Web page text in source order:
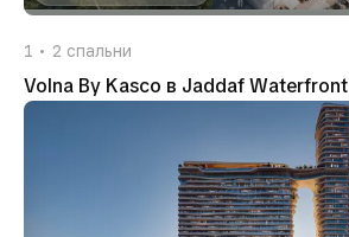
1 2 спальни
Volna By Kasco в Jaddaf Waterfront